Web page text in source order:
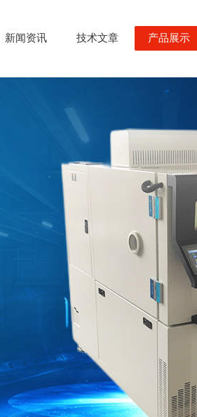
新闻资讯 技术文章 产品展示